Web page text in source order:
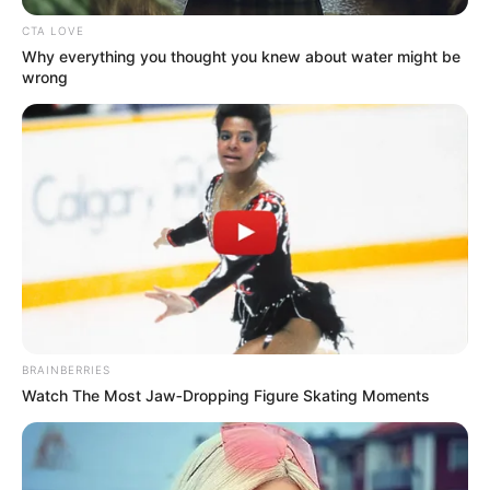
CTA LOVE
Why everything you thought you knew about water might be
wrong
BRAINBERRIES
Watch The Most Jaw‑Dropping Figure Skating Moments